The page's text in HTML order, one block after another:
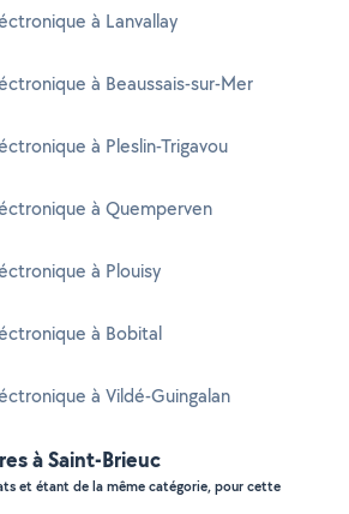
à Lanvallay
à Beaussais-sur-Mer
à Pleslin-Trigavou
à Quemperven
à Plouisy
à Bobital
à Vildé-Guingalan
à Saint-Brieuc
et étant de la même catégorie, pour cette